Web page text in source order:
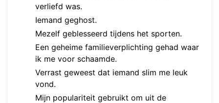
verliefd was.
Iemand geghost.
Mezelf geblesseerd tijdens het sporten.
Een geheime familieverplichting gehad waar
ik me voor schaamde.
Verrast geweest dat iemand slim me leuk
vond.
Mijn populariteit gebruikt om uit de